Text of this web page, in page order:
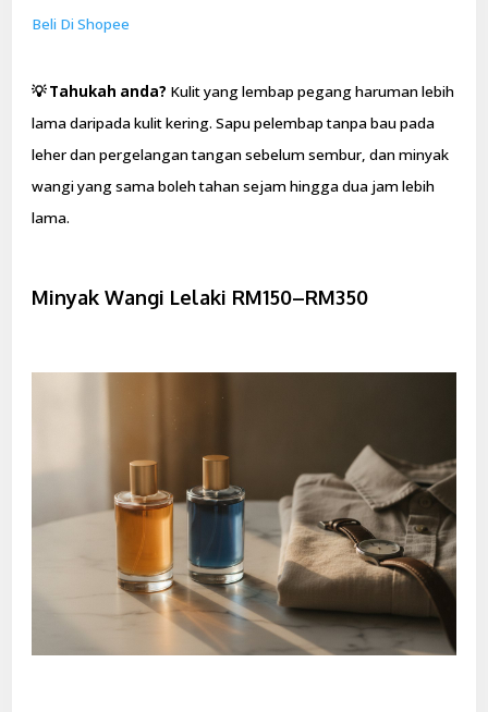
Beli Di Shopee
💡 Tahukah anda? Kulit yang lembap pegang haruman lebih
lama daripada kulit kering. Sapu pelembap tanpa bau pada
leher dan pergelangan tangan sebelum sembur, dan minyak
wangi yang sama boleh tahan sejam hingga dua jam lebih
lama.
Minyak Wangi Lelaki RM150–RM350